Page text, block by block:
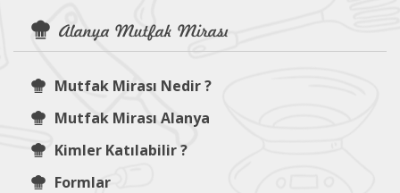
Alanya Mutfak Mirası
Mutfak Mirası Nedir ?
Mutfak Mirası Alanya
Kimler Katılabilir ?
Formlar